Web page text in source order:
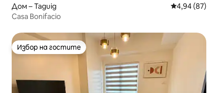
Дом – Taguig Средна
4,94 (87)
Casa Bonifacio
Избор на гостите
Избор на гостите